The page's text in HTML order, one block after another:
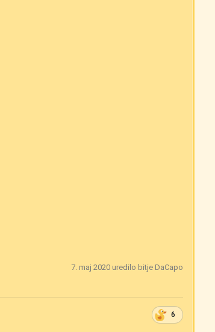
7. maj 2020 uredilo bitje DaCapo
6